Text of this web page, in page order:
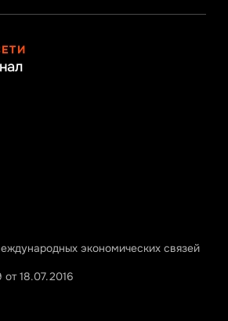
экономических связей
18.07.2016